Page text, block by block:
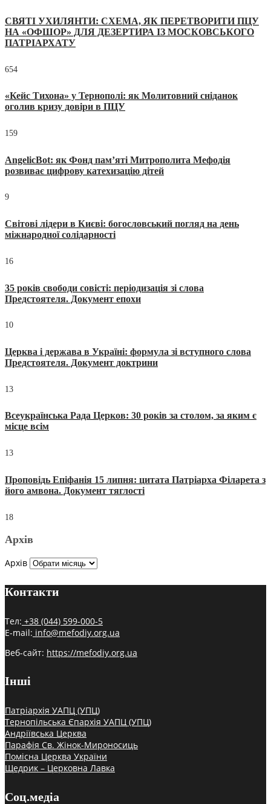
СВЯТІ УХИЛЯНТИ: СХЕМА, ЯК ПЕРЕТВОРИТИ ПЦУ
НА «ОФШОР» ДЛЯ ДЕЗЕРТИРА ІЗ МОСКОВСЬКОГО
ПАТРІАРХАТУ
654
«Кейс Тихона» у Тернополі: як Молитовний сніданок
оголив кризу довіри в ПЦУ
159
AngelicBot: як Фонд пам’яті Митрополита Мефодія
розвиває цифрову катехизацію дітей
9
Світові лідери в Києві: богословський погляд на день
міжнародної солідарності
16
35 років свободи совісті: періодизація зі слова
Предстоятеля. Документ епохи
10
Церква і держава в Україні: формула зі вступного слова
Предстоятеля. Документ доктрини
13
Всеукраїнська Рада Церков: 30 років за столом, за яким є
місце всім
13
Проповідь Епіфанія 15 липня: цитата Патріарха Філарета з
його амвона. Документ тяглості
18
Архів
Архів
Контакти
Тел: +38 (044) 599-000-5
E-mail: info@mefodiy.org.ua
Веб-сайт: https://mefodiy.org.ua
Інші
Патріархія УАПЦ (УПЦ)
Тернопільська Єпархія УАПЦ (УПЦ)
Андріївська Церква
Парафія Св. Жінок-Мироносиць
Помісна Церква України
Щедрик – Церковна Лавка
Соц.медіа